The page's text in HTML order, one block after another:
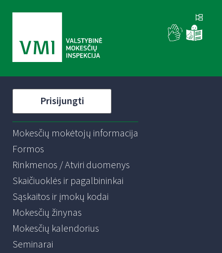
Prisijungti
Mokesčių mokėtojų informacija
Formos
Rinkmenos / Atviri duomenys
Skaičiuoklės ir pagalbininkai
Sąskaitos ir įmokų kodai
Mokesčių žinynas
Mokesčių kalendorius
Seminarai